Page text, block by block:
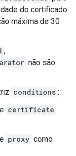
do certificado
máxima de 30
,
não são
conditions :
certificate
proxy como